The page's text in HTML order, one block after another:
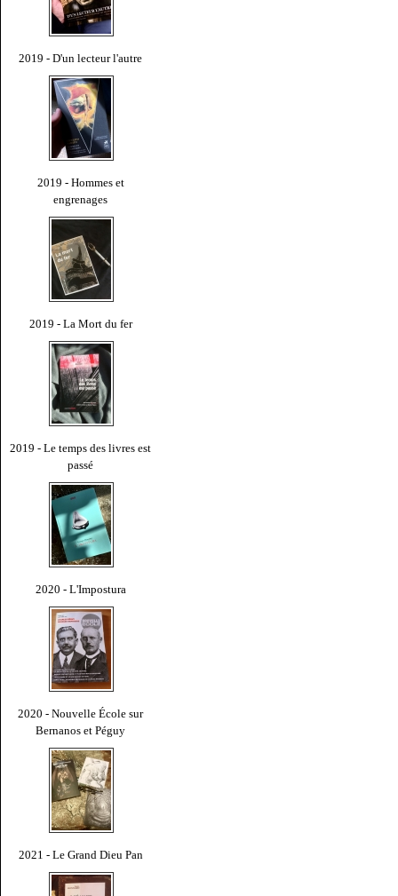
2019 - D'un lecteur l'autre
2019 - Hommes et
engrenages
2019 - La Mort du fer
2019 - Le temps des livres est
passé
2020 - L'Impostura
2020 - Nouvelle École sur
Bernanos et Péguy
2021 - Le Grand Dieu Pan